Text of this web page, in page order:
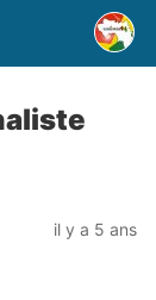
il y a 5 ans